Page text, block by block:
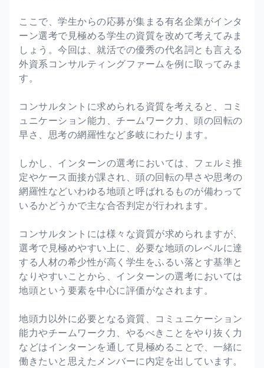
ここで、学生からの応募が集まる有名企業がインタ
ーン選考で見極める学生の資質を改めて考えてみま
しょう。今回は、就活での優秀の代名詞とも言える
外資系コンサルティングファームを例に取ってみま
す。
コンサルタントに求められる資質を考えると、コミ
ュニケーション能力、チームワーク力、頭の回転の
早さ、思考の網羅性など多岐にわたります。
しかし、インターンの選考においては、フェルミ推
定やケース面接が課され、頭の回転の早さや思考の
網羅性などいわゆる地頭と呼ばれるものが備わって
いるかどうかで主な合否判定が行われます。
コンサルタントには様々な資質が求められますが、
選考で見極めやすい上に、必要な地頭のレベルに達
する人材の希少性が高く学生をふるい落とす基準と
なりやすいことから、インターンの選考においては
地頭という要素を中心に評価がなされます。
地頭力以外に必要となる資質、コミュニケーション
能力やチームワーク力、やるべきことをやり抜く力
などはインターンを通して見極めることで、一緒に
働きたいと思えたメンバーに内定を出しています。